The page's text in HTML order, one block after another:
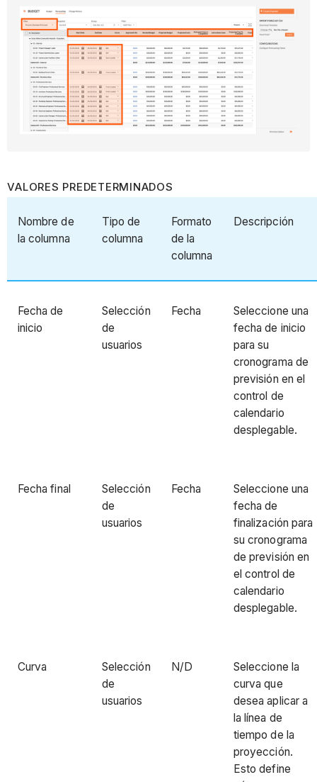
VALORES PREDETERMINADOS
Nombre de
la columna
Tipo de
columna
Formato
de la
columna
Descripción
Fecha de
inicio
Selección
de
usuarios
Fecha
Seleccione una
fecha de inicio
para su
cronograma de
previsión en el
control de
calendario
desplegable.
Fecha final
Selección
de
usuarios
Fecha
Seleccione una
fecha de
finalización para
su cronograma
de previsión en
el control de
calendario
desplegable.
Curva
Selección
de
usuarios
N/D
Seleccione la
curva que
desea aplicar a
la línea de
tiempo de la
proyección.
Esto define